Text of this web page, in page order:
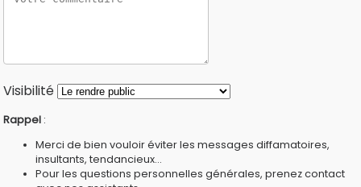
Visibilité
Rappel :
Merci de bien vouloir éviter les messages diffamatoires,
insultants, tendancieux...
Pour les questions personnelles générales, prenez contact